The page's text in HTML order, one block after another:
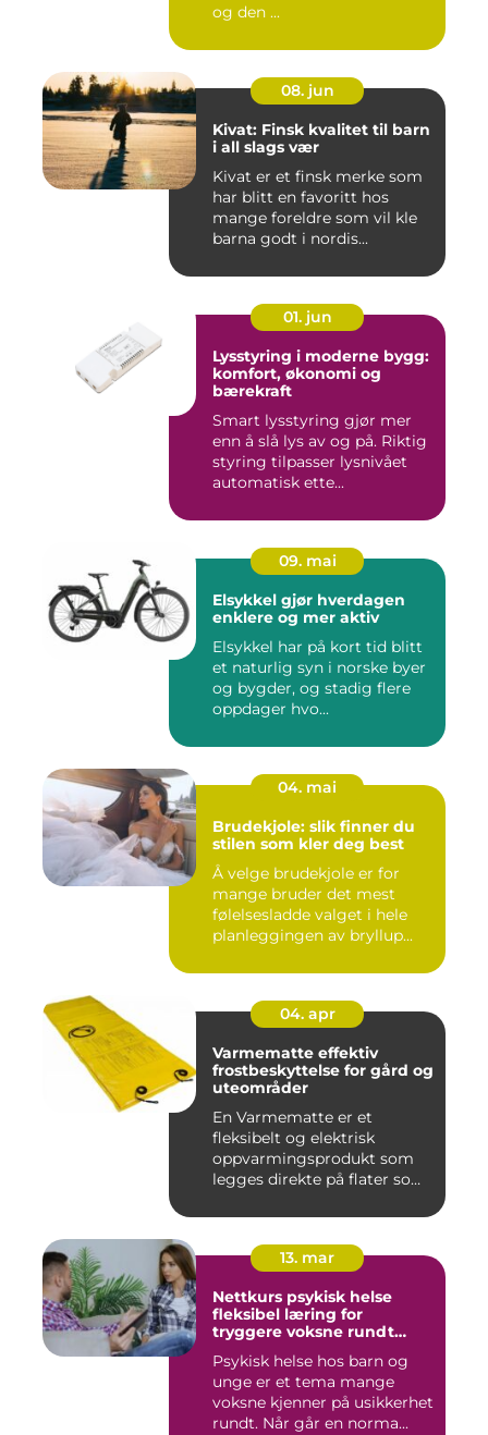
og den ...
08. jun
Kivat: Finsk kvalitet til barn
i all slags vær
Kivat er et finsk merke som
har blitt en favoritt hos
mange foreldre som vil kle
barna godt i nordis...
01. jun
Lysstyring i moderne bygg:
komfort, økonomi og
bærekraft
Smart lysstyring gjør mer
enn å slå lys av og på. Riktig
styring tilpasser lysnivået
automatisk ette...
09. mai
Elsykkel gjør hverdagen
enklere og mer aktiv
Elsykkel har på kort tid blitt
et naturlig syn i norske byer
og bygder, og stadig flere
oppdager hvo...
04. mai
Brudekjole: slik finner du
stilen som kler deg best
Å velge brudekjole er for
mange bruder det mest
følelsesladde valget i hele
planleggingen av bryllup...
04. apr
Varmematte effektiv
frostbeskyttelse for gård og
uteområder
En Varmematte er et
fleksibelt og elektrisk
oppvarmingsprodukt som
legges direkte på flater som
13. mar
Nettkurs psykisk helse
fleksibel læring for
tryggere voksne rundt
Psykisk helse hos barn og
unge er et tema mange
voksne kjenner på usikkerhet
rundt. Når går en norma...